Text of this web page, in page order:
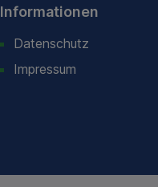
Informationen
Datenschutz
Impressum